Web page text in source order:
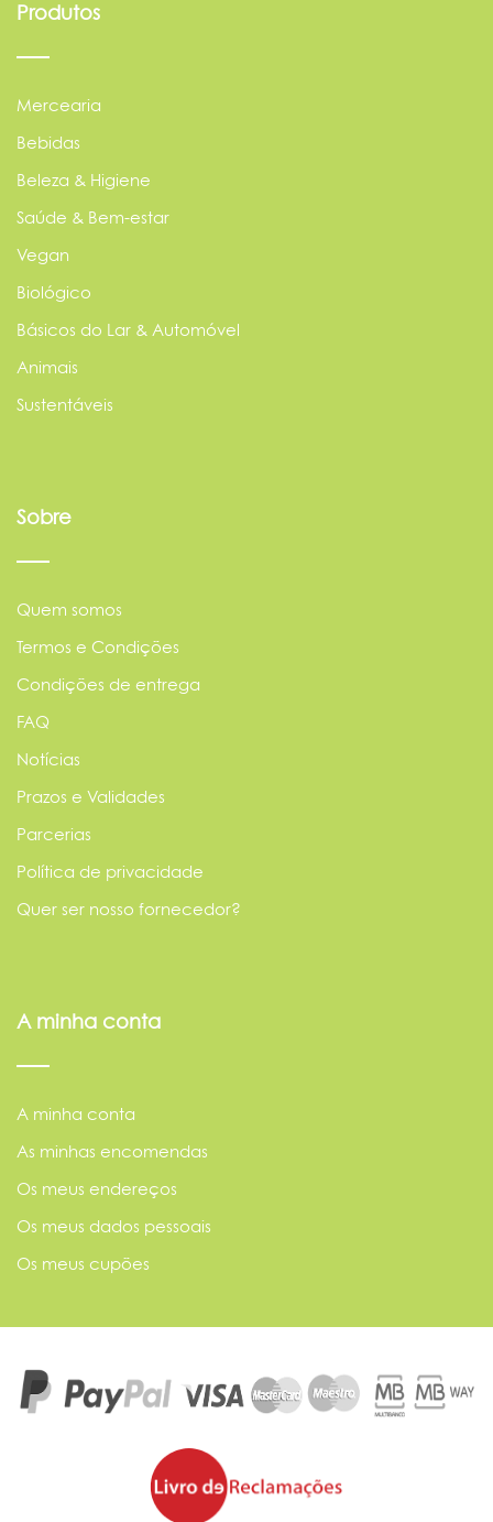
Produtos
Mercearia
Bebidas
Beleza & Higiene
Saúde & Bem-estar
Vegan
Biológico
Básicos do Lar & Automóvel
Animais
Sustentáveis
Sobre
Quem somos
Termos e Condições
Condições de entrega
FAQ
Notícias
Prazos e Validades
Parcerias
Política de privacidade
Quer ser nosso fornecedor?
A minha conta
A minha conta
As minhas encomendas
Os meus endereços
Os meus dados pessoais
Os meus cupões